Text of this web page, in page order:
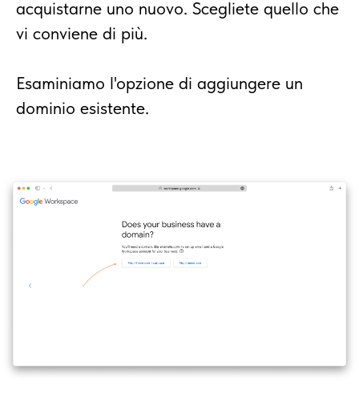
acquistarne uno nuovo. Scegliete quello che
vi conviene di più.
Esaminiamo l'opzione di aggiungere un
dominio esistente.